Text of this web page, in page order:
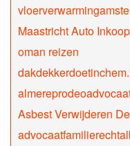
Maastricht Auto Inkoop
oman reizen
Asbest Verwijderen